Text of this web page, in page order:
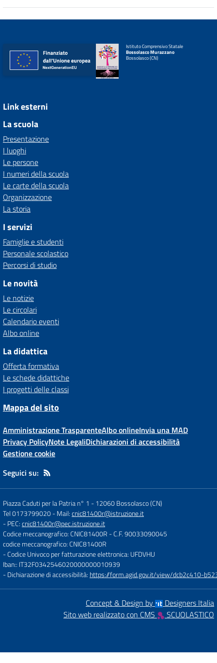
Istituto Comprensivo Statale
Bossolasco Murazzano
Bossolasco (CN)
Link esterni
La scuola
Presentazione
I luoghi
Le persone
I numeri della scuola
Le carte della scuola
Organizzazione
La storia
I servizi
Famiglie e studenti
Personale scolastico
Percorsi di studio
Le novità
Le notizie
Le circolari
Calendario eventi
Albo online
La didattica
Offerta formativa
Le schede didattiche
I progetti delle classi
Mappa del sito
Amministrazione TrasparenteAlbo onlineInvia una MAD
Privacy PolicyNote LegaliDichiarazioni di accessibilità
Gestione cookie
Seguici su:
Piazza Caduti per la Patria n° 1 -12060 Bossolasco (CN)
Tel 0173799020- Mail:cnic81400r@istruzione.it
- PEC:cnic81400r@pec.istruzione.it
Codice meccanografico: CNIC81400R - C.F. 90033090045
codice meccanografico: CNIC81400R
- Codice Univoco per fatturazione elettronica: UFDVHU
Iban:: IT32F0342546020000000010939
- Dichiarazione di accessibilità: https://form.agid.gov.it/view/dcb2c410-
Concept & Design by
Designers Italia
Sito web realizzato con CMS
SCUOLASTICO